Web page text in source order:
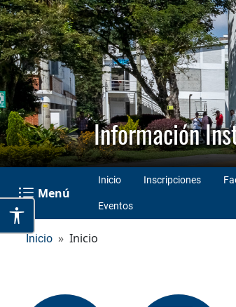
Información
Menú
Inicio Inscripciones
Eventos
Inicio Inicio